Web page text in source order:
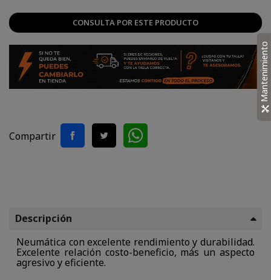
CONSULTA POR ESTE PRODUCTO
Compartir
Descripción
Neumática con excelente rendimiento y durabilidad.
Excelente relación costo-beneficio, más un aspecto
agresivo y eficiente.
Mantenimiento